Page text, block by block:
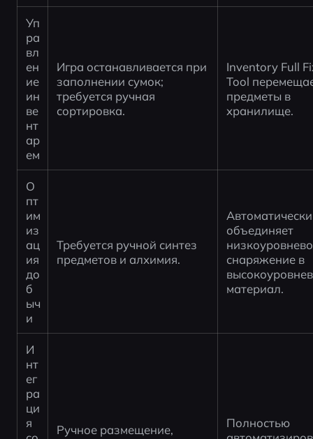
Уп
ра
вл
ен
ие
ин
ве
нт
ар
ем
Игра останавливается при
заполнении сумок;
требуется ручная
сортировка.
Inventory Full
Tool
предметы в
хранилище.
О
пт
им
из
ац
ия
до
б
ыч
и
Требуется ручной синтез
предметов и алхимия.
Автоматически
объединяет
снаряжение в
материал.
И
нт
ег
ра
ци
я
Ручное размещение,
Полностью